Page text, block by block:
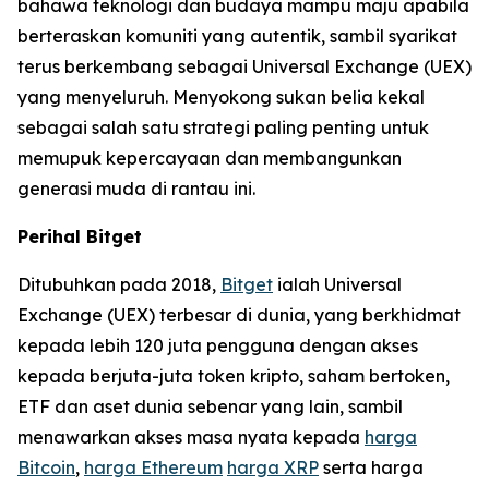
bahawa teknologi dan budaya mampu maju apabila
berteraskan komuniti yang autentik, sambil syarikat
terus berkembang sebagai Universal Exchange (UEX)
yang menyeluruh. Menyokong sukan belia kekal
sebagai salah satu strategi paling penting untuk
memupuk kepercayaan dan membangunkan
generasi muda di rantau ini.
Perihal Bitget
Ditubuhkan pada 2018, Bitget ialah Universal
Exchange (UEX) terbesar di dunia, yang berkhidmat
kepada lebih 120 juta pengguna dengan akses
kepada berjuta-juta token kripto, saham bertoken,
ETF dan aset dunia sebenar yang lain, sambil
menawarkan akses masa nyata kepada harga
Bitcoin, harga Ethereum harga XRP serta harga